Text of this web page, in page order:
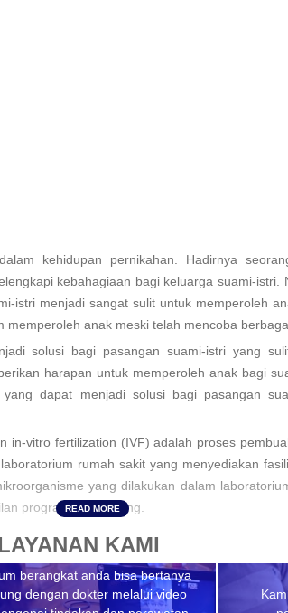
kehidupan pernikahan. Hadirnya
kebahagiaan bagi keluarga suami-istri.
istri menjadi sangat sulit untuk memperoleh
anak meski telah mencoba
solusi bagi pasangan suami-istri yang
harapan untuk memperoleh anak bagi
dapat menjadi solusi bagi pasangan
vitro fertilization (IVF) adalah proses
rumah sakit yang menyediakan
yang dilakukan dalam
program bayi tabung.
tabung bagi pasangan suami-istri yang
pasangan suami-istri tidak perlu lagi untuk
utama bagi berbagai pasangan suami-istri
bayi tabung.
READ MORE
KAMI
berangkat anda bisa bertanya
dengan dokter melalui video